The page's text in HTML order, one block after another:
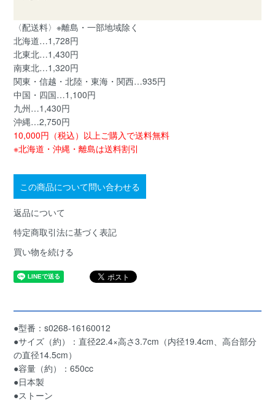
〈配送料〉※離島・一部地域除く
北海道…1,728円
北東北…1,430円
南東北…1,320円
関東・信越・北陸・東海・関西…935円
中国・四国…1,100円
九州…1,430円
沖縄…2,750円
10,000円（税込）以上ご購入で送料無料
※北海道・沖縄・離島は送料割引
この商品について問い合わせる
返品について
特定商取引法に基づく表記
買い物を続ける
●型番：s0268-16160012
●サイズ（約）：直径22.4×高さ3.7cm（内径19.4cm、高台部分
の直径14.5cm）
●容量（約）：650cc
●日本製
●ストーン